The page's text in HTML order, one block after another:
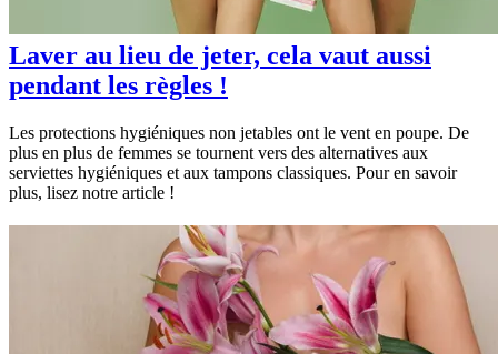
Laver au lieu de jeter, cela vaut aussi
pendant les règles !
Les protections hygiéniques non jetables ont le vent en poupe. De
plus en plus de femmes se tournent vers des alternatives aux
serviettes hygiéniques et aux tampons classiques. Pour en savoir
plus, lisez notre article !